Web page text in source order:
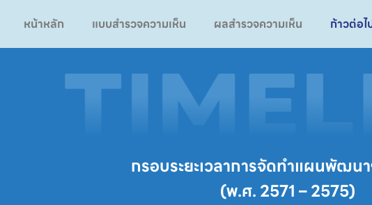
หน้าหลัก แบบสำรวจความเห็น ผลสำรวจความเห็น ก้าวต่อ
กรอบระยะเวลาการจัดทำแผนพัฒน
(พ.ศ. 2571 – 2575)